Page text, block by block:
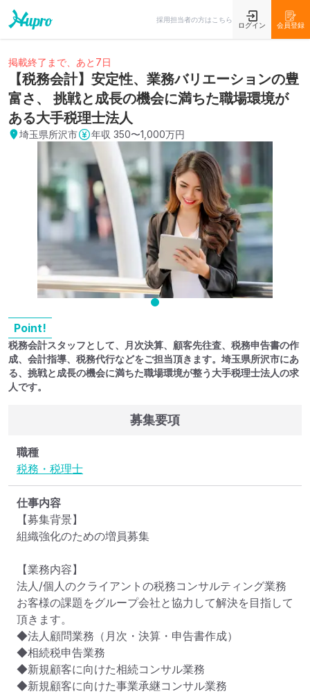
採用担当者の方はこちら
ログイン 会員登録
掲載終了まで、あと7日
【税務会計】安定性、業務バリエーションの豊
富さ、 挑戦と成長の機会に満ちた職場環境が
ある大手税理士法人
埼玉県所沢市 年収 350〜1,000万円
Point!
税務会計スタッフとして、月次決算、顧客先往査、税務申告書の作
成、会計指導、税務代行などをご担当頂きます。埼玉県所沢市にあ
る、挑戦と成長の機会に満ちた職場環境が整う大手税理士法人の求
人です。
募集要項
職種
税務・税理士
仕事内容
【募集背景】
組織強化のための増員募集
【業務内容】
法人/個人のクライアントの税務コンサルティング業務
お客様の課題をグループ会社と協力して解決を目指して
頂きます。
◆法人顧問業務（月次・決算・申告書作成）
◆相続税申告業務
◆新規顧客に向けた相続コンサル業務
◆新規顧客に向けた事業承継コンサル業務